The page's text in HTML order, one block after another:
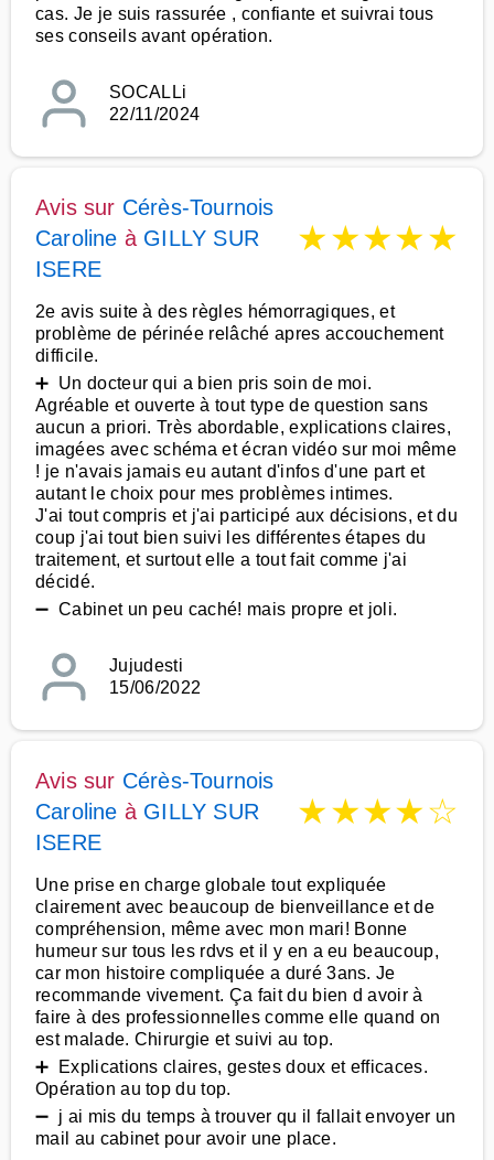
cas. Je je suis rassurée , confiante et suivrai tous
ses conseils avant opération.
SOCALLi
22/11/2024
Avis sur Cérès-Tournois
Caroline à GILLY SUR
ISERE
★★★★★
2e avis suite à des règles hémorragiques, et
problème de périnée relâché apres accouchement
difficile.
➕ Un docteur qui a bien pris soin de moi.
Agréable et ouverte à tout type de question sans
aucun a priori. Très abordable, explications claires,
imagées avec schéma et écran vidéo sur moi même
! je n'avais jamais eu autant d'infos d'une part et
autant le choix pour mes problèmes intimes.
J'ai tout compris et j'ai participé aux décisions, et du
coup j'ai tout bien suivi les différentes étapes du
traitement, et surtout elle a tout fait comme j'ai
décidé.
➖ Cabinet un peu caché! mais propre et joli.
Jujudesti
15/06/2022
Avis sur Cérès-Tournois
Caroline à GILLY SUR
ISERE
★★★★☆
Une prise en charge globale tout expliquée
clairement avec beaucoup de bienveillance et de
compréhension, même avec mon mari! Bonne
humeur sur tous les rdvs et il y en a eu beaucoup,
car mon histoire compliquée a duré 3ans. Je
recommande vivement. Ça fait du bien d avoir à
faire à des professionnelles comme elle quand on
est malade. Chirurgie et suivi au top.
➕ Explications claires, gestes doux et efficaces.
Opération au top du top.
➖ j ai mis du temps à trouver qu il fallait envoyer un
mail au cabinet pour avoir une place.